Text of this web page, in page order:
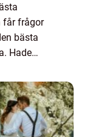
får frågor
bästa
Hade
för...